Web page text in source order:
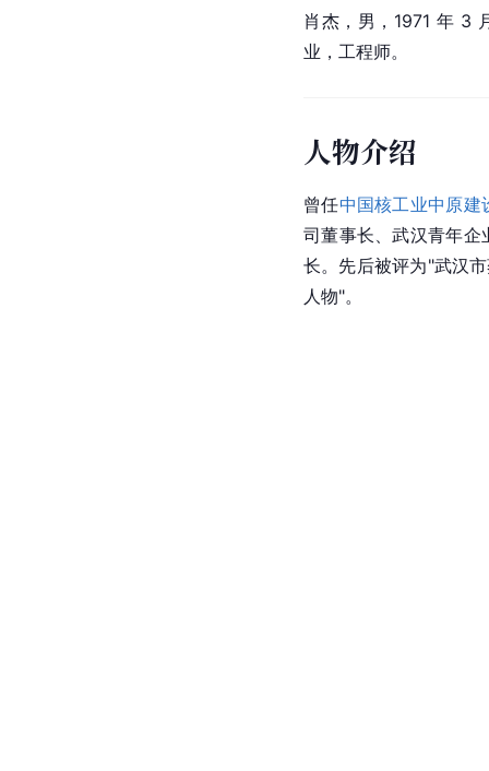
肖杰，男，1971 年 3
业，工程师。
人物介绍
曾任中国核工业中原建
司董事长、武汉青年企
长。先后被评为"武汉市
人物"。